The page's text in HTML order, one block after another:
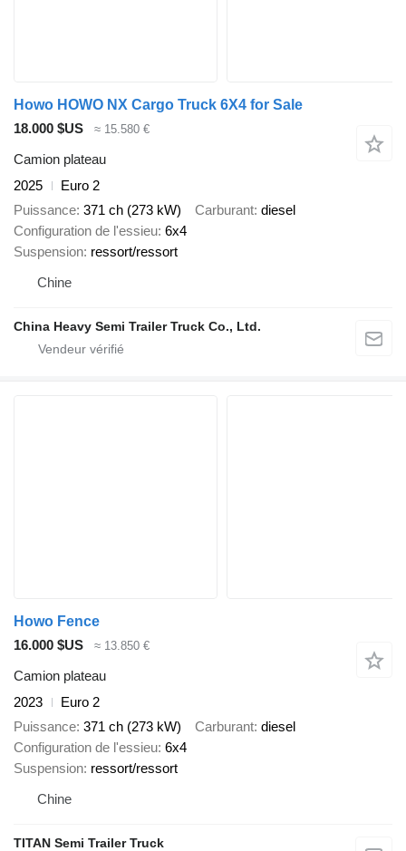
Howo HOWO NX Cargo Truck 6X4 for Sale
18.000 $US
≈ 15.580 €
Camion plateau
2025
Euro 2
Puissance 371 ch (273 kW) Carburant diesel
Configuration de l'essieu 6x4
Suspension ressort/ressort
Chine
China Heavy Semi Trailer Truck Co., Ltd.
Howo Fence
16.000 $US
≈ 13.850 €
Camion plateau
2023
Euro 2
Puissance 371 ch (273 kW) Carburant diesel
Configuration de l'essieu 6x4
Suspension ressort/ressort
Chine
TITAN Semi Trailer Truck